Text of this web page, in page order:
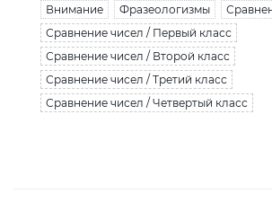
Внимание
Фразеологизмы
Сравнение чисел / Первый класс
Сравнение чисел / Второй класс
Сравнение чисел / Третий класс
Сравнение чисел / Четвертый класс